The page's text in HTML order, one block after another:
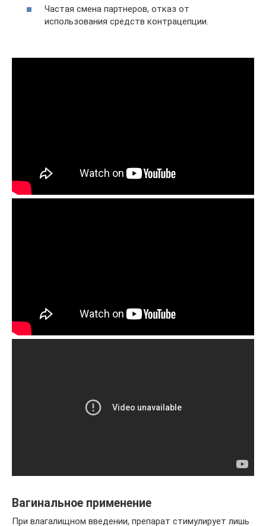
Частая смена партнеров, отказ от
использования средств контрацепции.
Вагинальное применение
При влагалищном введении, препарат стимулирует лишь